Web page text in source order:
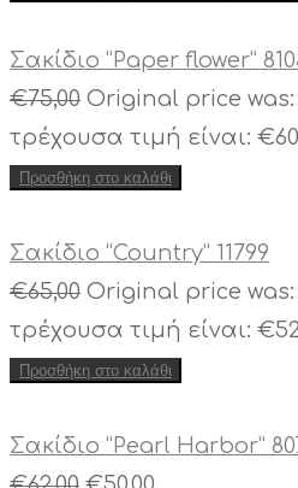
Σακίδιο “Paper flower”
€75,00 Original price was:
τρέχουσα τιμή είναι:
Προσθήκη στο καλάθι
Σακίδιο “Country” 11799
€65,00 Original price was:
τρέχουσα τιμή είναι:
Προσθήκη στο καλάθι
Σακίδιο “Pearl Harbor”